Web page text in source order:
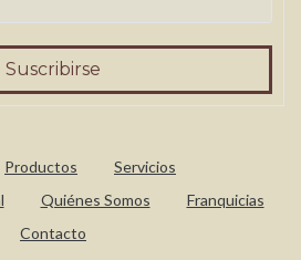
Productos
Servicios
Quiénes Somos
Franquicias
Contacto